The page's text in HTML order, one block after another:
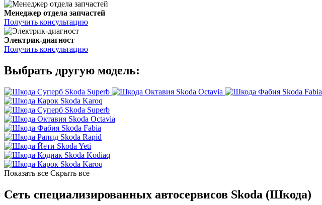
Менеджер отдела запчастей
Получить консультацию
Электрик-диагност
Получить консультацию
Выбрать другую модель:
Skoda Superb Skoda Octavia Skoda Fabia
Skoda Karoq
Skoda Superb
Skoda Octavia
Skoda Fabia
Skoda Rapid
Skoda Yeti
Skoda Kodiaq
Skoda Karoq
Показать все Скрыть все
Сеть специализированных автосервисов Skoda (Шкода)